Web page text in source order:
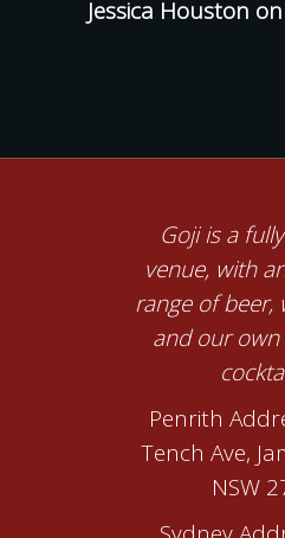
Jessica Houston on
Goji is a
venue, with
range of beer,
and our
Penrith
Tench Ave,
NSW